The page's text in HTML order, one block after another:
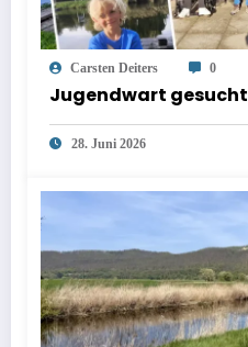
Carsten Deiters 0
Jugendwart gesucht
28. Juni 2026